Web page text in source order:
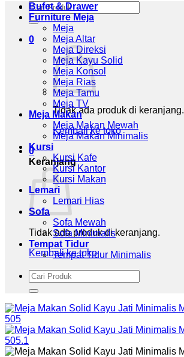
Pencarian
untuk:
0
Tidak ada produk di keranjang.
Kembali ke toko
0
Keranjang
Tidak ada produk di keranjang.
Kembali ke toko
Bufet & Drawer
Furniture Meja
Meja
Meja Altar
Meja Direksi
Meja Kayu Solid
Meja Konsol
Meja Rias
Meja Tamu
Meja TV
Meja Makan
Meja Makan Mewah
Meja Makan Minimalis
Kursi
Kursi Kafe
Kursi Kantor
Kursi Makan
Lemari
Lemari Hias
Sofa
Sofa Mewah
Sofa Minimalis
Tempat Tidur
Tempat Tidur Minimalis
Pencarian
untuk: